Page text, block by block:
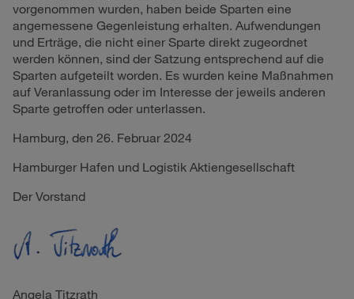
vorgenommen wurden, haben beide Sparten eine
angemessene Gegenleistung erhalten. Aufwendungen
und Erträge, die nicht einer Sparte direkt zugeordnet
werden können, sind der Satzung entsprechend auf die
Sparten aufgeteilt worden. Es wurden keine Maßnahmen
auf Veranlassung oder im Interesse der jeweils anderen
Sparte getroffen oder unterlassen.
Hamburg, den 26. Februar 2024
Hamburger Hafen und Logistik Aktiengesellschaft
Der Vorstand
Angela Titzrath